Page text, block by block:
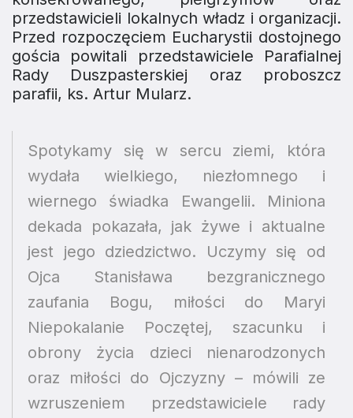
przedstawicieli lokalnych władz i organizacji.
Przed rozpoczęciem Eucharystii dostojnego
gościa powitali przedstawiciele Parafialnej
Rady Duszpasterskiej oraz proboszcz
parafii, ks. Artur Mularz.
Spotykamy się w sercu ziemi, która
wydała wielkiego, niezłomnego i
wiernego świadka Ewangelii. Miniona
dekada pokazała, jak żywe i aktualne
jest jego dziedzictwo. Uczymy się od
Ojca Stanisława bezgranicznego
zaufania Bogu, miłości do Maryi
Niepokalanie Poczętej, szacunku i
obrony życia dzieci nienarodzonych
oraz miłości do Ojczyzny – mówili ze
wzruszeniem przedstawiciele rady